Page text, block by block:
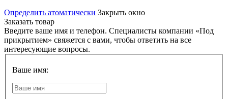
Определить атоматически Закрыть окно
Заказать товар
Введите ваше имя и телефон. Специалисты компании «Под
прикрытием» свяжется с вами, чтобы ответить на все
интересующие вопросы.
Ваше имя: